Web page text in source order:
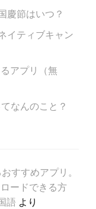
慶節はいつ？
イティブキャン
アプリ（無
なんのこと？
すすめアプリ。
ードできる方
語より